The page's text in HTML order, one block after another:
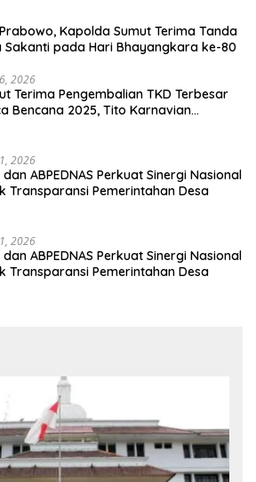
Kapolda Sumut Terima Tanda
pada Hari Bhayangkara ke-80
2026
Terima Pengembalian TKD Terbesar
Bencana 2025, Tito Karnavian
2026
dan ABPEDNAS Perkuat Sinergi Nasional
Transparansi Pemerintahan Desa
2026
dan ABPEDNAS Perkuat Sinergi Nasional
Transparansi Pemerintahan Desa